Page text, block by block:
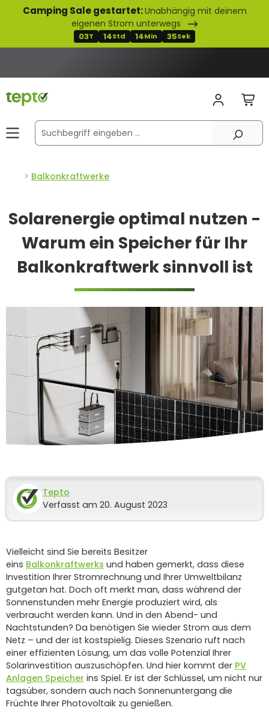
springen
Camping Sale gestartet:Unabhängig mit deinem
eigenen Strom unterwegs
03T 14Std 14Min 34Sek
Balkonkraftwerke
Solarenergie optimal nutzen -
Warum ein Speicher für Ihr
Balkonkraftwerk sinnvoll ist
Tepto
Verfasst am 20. August 2023
Vielleicht sind Sie bereits Besitzer
eins Balkonkraftwerks und haben gemerkt, dass diese
Investition Ihrer Stromrechnung und Ihrer Umweltbilanz
gutgetan hat. Doch oft merkt man, dass während der
Sonnenstunden mehr Energie produziert wird, als
verbraucht werden kann. Und in den Abend- und
Nachtstunden? Da benötigen Sie wieder Strom aus dem
Netz – und der ist kostspielig. Dieses Szenario ruft nach
einer effizienten Lösung, um das volle Potenzial Ihrer
Solarinvestition auszuschöpfen. Und hier kommt der PV
Anlagen Speicher ins Spiel. Er ist der Schlüssel, um nicht nur
tagsüber, sondern auch nach Sonnenuntergang die
Früchte Ihrer Photovoltaik zu genießen.